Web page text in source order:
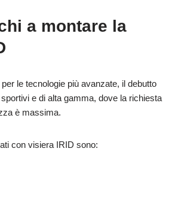
a montare la
le tecnologie più avanzate, il debutto
e di alta gamma, dove la richiesta
è massima.
con visiera IRID sono: